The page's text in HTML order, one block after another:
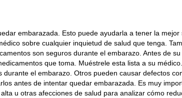
embarazada. Esto puede ayudarla a tener la mejor
sobre cualquier inquietud de salud que tenga.
son seguros durante el embarazo. Antes de su
que toma. Muéstrele esta lista a su
el embarazo. Otros pueden causar defectos
antes de intentar quedar embarazada. Es muy
u otras afecciones de salud para analizar cómo